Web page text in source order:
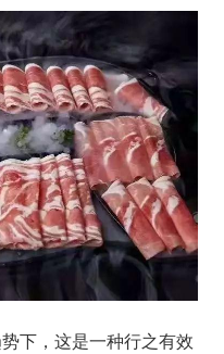
下，这是一种行之有效